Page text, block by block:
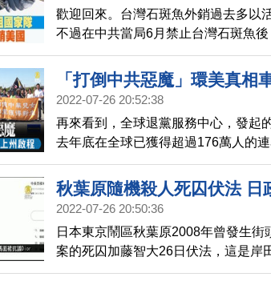
歡迎回來。台灣石斑魚外銷過去多以
不過在中共當局6月禁止台灣石斑魚
外銷市場，高雄今天首次把冷凍加工
銷往美國。而為了讓台灣石斑魚更好
鏈，陳吉仲說，石斑魚從加工到冷鏈
「打倒中共惡魔」環美真相
2022-07-26 20:52:38
再來看到，全球退黨服務中心，發起
去年底在全球已獲得超過176萬人的
了「打倒中共惡魔」第四季的環美國
越8千英里，橫跨四個時區，讓美國
秋葉原隨機殺人死囚伏法 日
掃描
2022-07-26 20:50:36
日本東京鬧區秋葉原2008年曾發生
案的死囚加藤智大26日伏法，這是岸
行死刑。日本內閣官房副長官磯崎仁